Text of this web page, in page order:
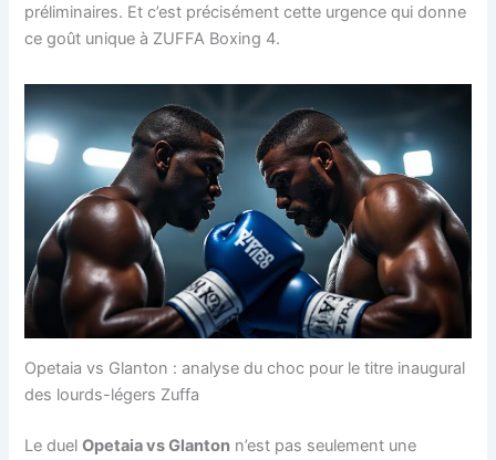
préliminaires. Et c’est précisément cette urgence qui donne
ce goût unique à ZUFFA Boxing 4.
Opetaia vs Glanton : analyse du choc pour le titre inaugural
des lourds-légers Zuffa
Le duelOpetaia vs Glanton n’est pas seulement une